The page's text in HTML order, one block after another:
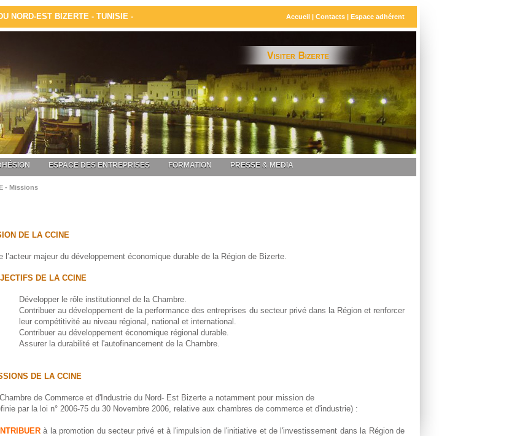
NORD-EST BIZERTE - TUNISIE - Accueil | Contacts | Espace adhérent
ESPACE DES ENTREPRISES FORMATION PRESSE & MEDIA
- Missions
DE LA CCINE
l’acteur majeur du développement économique durable de la Région de Bizerte.
DE LA CCINE
Développer le rôle institutionnel de la Chambre.
Contribuer au développement de la performance des entreprises du secteur privé dans la Région et renforcer
leur compétitivité au niveau régional, national et international.
Contribuer au développement économique régional durable.
Assurer la durabilité et l'autofinancement de la Chambre.
DE LA CCINE
de Commerce et d'Industrie du Nord- Est Bizerte a notamment pour mission de
par la loi n° 2006-75 du 30 Novembre 2006, relative aux chambres de commerce et d'industrie) :
à la promotion du secteur privé et à l'impulsion de l'initiative et de l'investissement dans la Région de